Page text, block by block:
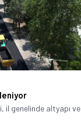
il genelinde altyapı ve